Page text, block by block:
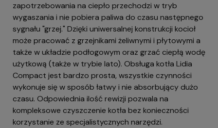
zapotrzebowania na ciepło przechodzi w tryb
wygaszania i nie pobiera paliwa do czasu następnego
sygnału "grzej." Dzięki uniwersalnej konstrukcji kocioł
może pracować z grzejnikami żeliwnymi i płytowymi a
także w układzie podłogowym oraz grzać ciepłą wodę
użytkową (także w trybie lato). Obsługa kotła Lidia
Compact jest bardzo prosta, wszystkie czynności
wykonuje się w sposób łatwy i nie absorbujący dużo
czasu. Odpowiednia ilość rewizji pozwala na
kompleksowe czyszczenie kotła bez konieczności
korzystanie ze specjalistycznych narzędzi.